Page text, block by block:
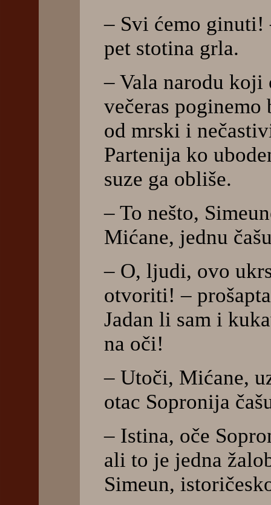
– Svi ćemo
pet stotina grla.
– Vala narodu koji
večeras
od mrski i
Partenija ko
suze ga obliše.
– To nešto,
Mićane, jednu
– O, ljudi, ovo
otvoriti! –
Jadan li sam i
na oči!
– Utoči, Mićane,
otac Sopronija
– Istina, oče
ali to je jedna
Simeun,